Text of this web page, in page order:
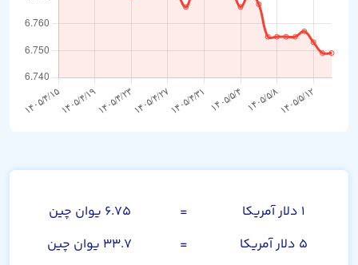
۱ دلار آمریکا =
۶.۷۵ یوان چین
۵ دلار آمریکا
=
۳۳.۷ یوان چین